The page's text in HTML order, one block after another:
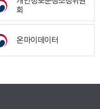
회
온마이데이터